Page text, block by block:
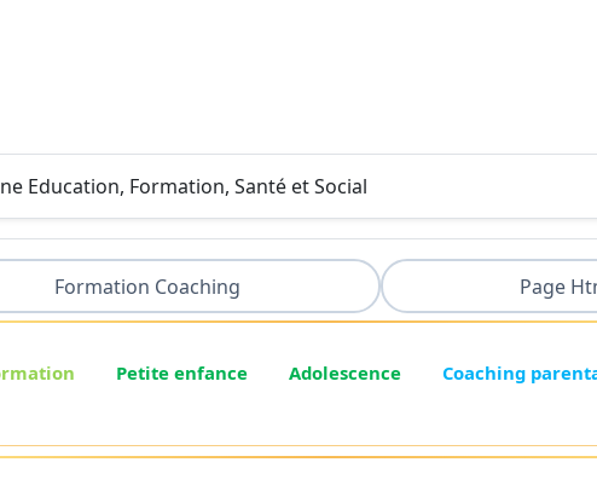
Education, Formation, Santé et Social
Formation Coaching Page
Petite enfance Adolescence Coaching